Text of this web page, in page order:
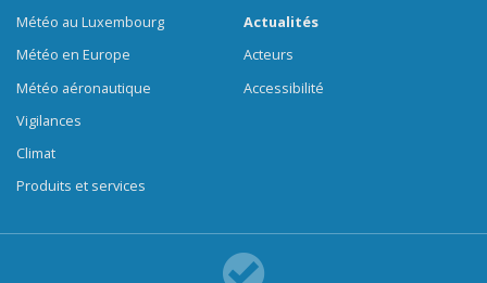
Météo au Luxembourg
Météo en Europe
Météo aéronautique
Vigilances
Climat
Produits et services
Actualités
Acteurs
Accessibilité